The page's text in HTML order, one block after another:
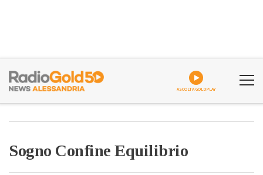
ASCOLTA GOLDPLAY
Sogno Confine Equilibrio